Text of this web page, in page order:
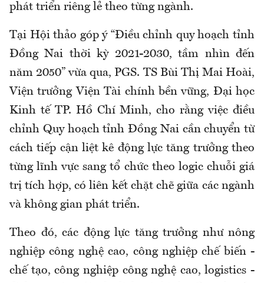
phát triển riêng lẻ theo từng ngành.
Tại Hội thảo góp ý “Điều chỉnh quy hoạch tỉnh
Đồng Nai thời kỳ 2021-2030, tầm nhìn đến
năm 2050” vừa qua, PGS. TS Bùi Thị Mai Hoài,
Viện trưởng Viện Tài chính bền vững, Đại học
Kinh tế TP. Hồ Chí Minh, cho rằng việc điều
chỉnh Quy hoạch tỉnh Đồng Nai cần chuyển từ
cách tiếp cận liệt kê động lực tăng trưởng theo
từng lĩnh vực sang tổ chức theo logic chuỗi giá
trị tích hợp, có liên kết chặt chẽ giữa các ngành
và không gian phát triển.
Theo đó, các động lực tăng trưởng như nông
nghiệp công nghệ cao, công nghiệp chế biến -
chế tạo, công nghiệp công nghệ cao, logistics -